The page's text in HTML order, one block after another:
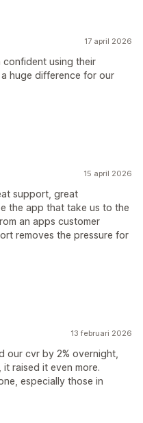
17 april 2026
confident using their
huge difference for our
15 april 2026
support, great
the app that take us to the
an apps customer
removes the pressure for
13 februari 2026
our cvr by 2% overnight,
raised it even more.
especially those in